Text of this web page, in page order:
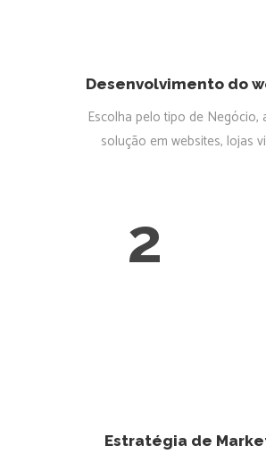
Desenvolvimento do
Escolha pelo tipo de Negócio,
solução em websites, lojas
2
Estratégia de